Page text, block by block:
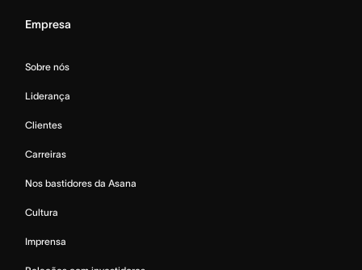
Empresa
Sobre nós
Liderança
Clientes
Carreiras
Nos bastidores da Asana
Cultura
Imprensa